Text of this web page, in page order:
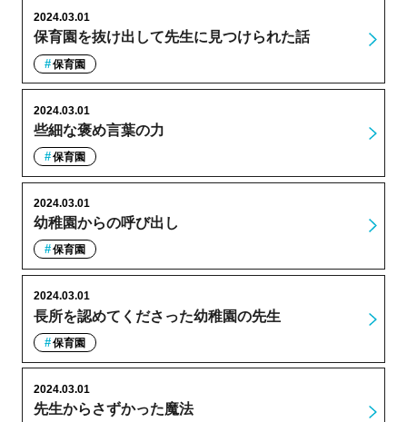
保育園を抜け出して先生に見つけられた話
2024.03.01
保育園
些細な褒め言葉の力
2024.03.01
保育園
幼稚園からの呼び出し
2024.03.01
保育園
長所を認めてくださった幼稚園の先生
2024.03.01
保育園
先生からさずかった魔法
2024.03.01